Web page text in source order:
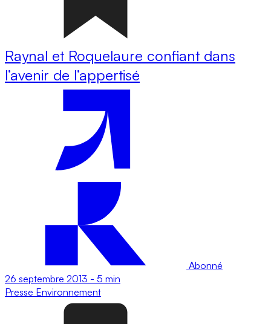
Raynal et Roquelaure confiant dans
l’avenir de l’appertisé
Abonné
26 septembre 2013 - 5 min
Presse Environnement